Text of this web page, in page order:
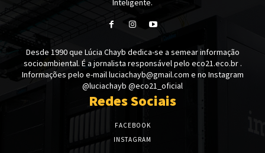
Inteligente.
Desde 1990 que Lúcia Chayb dedica-se a semear informação
socioambiental. É a jornalista responsável pelo eco21.eco.br .
Informações pelo e-mail luciachayb@gmail.com e no Instagram
@luciachayb @eco21_oficial
Redes Sociais
FACEBOOK
INSTAGRAM